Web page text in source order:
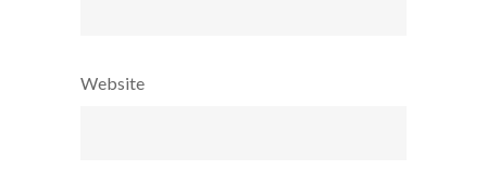
Website